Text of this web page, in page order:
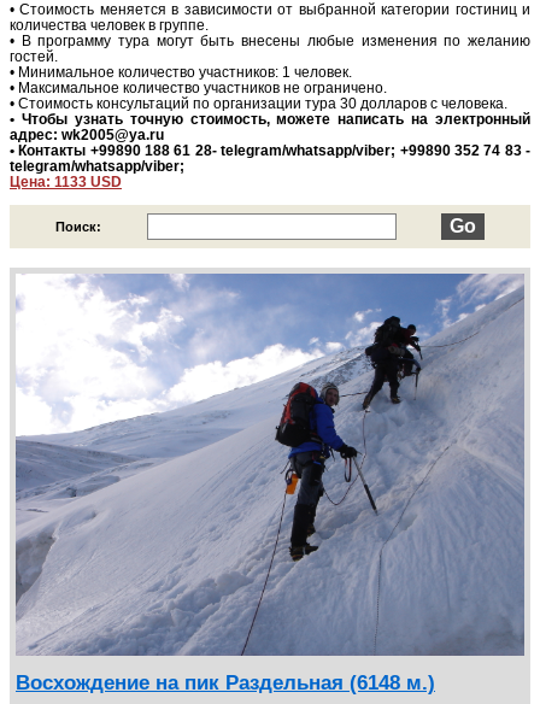
• Стоимость меняется в зависимости от выбранной категории гостиниц и
количества человек в группе.
• В программу тура могут быть внесены любые изменения по желанию
гостей.
• Минимальное количество участников: 1 человек.
• Максимальное количество участников не ограничено.
• Стоимость консультаций по организации тура 30 долларов с человека.
• Чтобы узнать точную стоимость, можете написать на электронный
адрес: wk2005@ya.ru
• Контакты +99890 188 61 28- telegram/whatsapp/viber; +99890 352 74 83 -
telegram/whatsapp/viber;
Цена: 1133 USD
Поиск:
Восхождение на пик Раздельная (6148 м.)